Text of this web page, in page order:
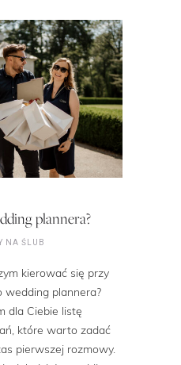
plannera?
NA ŚLUB
kierować się przy
wedding plannera?
dla Ciebie listę
które warto zadać
pierwszej rozmowy.